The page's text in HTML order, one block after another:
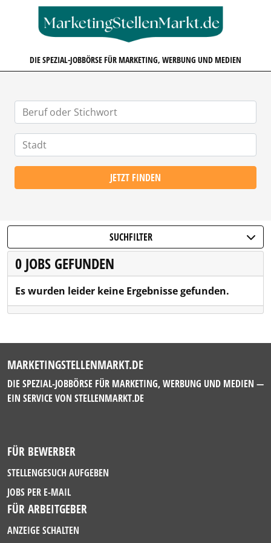
DIE SPEZIAL-JOBBÖRSE FÜR MARKETING, WERBUNG UND MEDIEN
JETZT FINDEN
SUCHFILTER
0 JOBS GEFUNDEN
Es wurden leider keine Ergebnisse gefunden.
MARKETINGSTELLENMARKT.DE
DIE SPEZIAL-JOBBÖRSE FÜR MARKETING, WERBUNG UND MEDIEN —
EIN SERVICE VON STELLENMARKT.DE
FÜR BEWERBER
STELLENGESUCH AUFGEBEN
JOBS PER E-MAIL
FÜR ARBEITGEBER
ANZEIGE SCHALTEN